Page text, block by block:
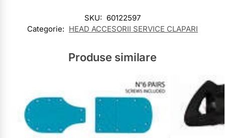
SKU: 60122597
Categorie: HEAD ACCESORII SERVICE CLAPARI
Produse similare